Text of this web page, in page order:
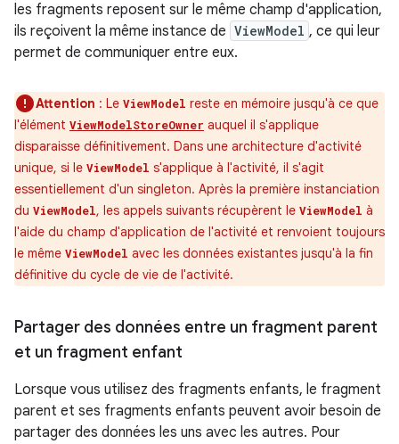
les fragments reposent sur le même champ d'application,
ils reçoivent la même instance de ViewModel , ce qui leur
permet de communiquer entre eux.
Attention : Le ViewModel reste en mémoire jusqu'à ce que
l'élément ViewModelStoreOwner auquel il s'applique
disparaisse définitivement. Dans une architecture d'activité
unique, si le ViewModel s'applique à l'activité, il s'agit
essentiellement d'un singleton. Après la première instanciation
du ViewModel, les appels suivants récupèrent le ViewModel à
l'aide du champ d'application de l'activité et renvoient toujours
le même ViewModel avec les données existantes jusqu'à la fin
définitive du cycle de vie de l'activité.
Partager des données entre un fragment parent
et un fragment enfant
Lorsque vous utilisez des fragments enfants, le fragment
parent et ses fragments enfants peuvent avoir besoin de
partager des données les uns avec les autres. Pour